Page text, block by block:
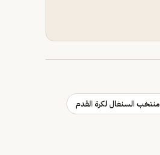
منتخب السنغال لكرة القدم